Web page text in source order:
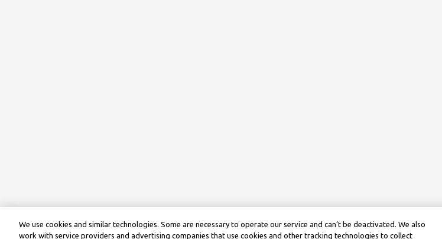
We use cookies and similar technologies. Some are necessary to operate our service and can’t be deactivated. We also
work with service providers and advertising companies that use cookies and other tracking technologies to collect